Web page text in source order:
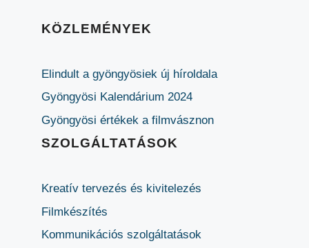
KÖZLEMÉNYEK
Elindult a gyöngyösiek új híroldala
Gyöngyösi Kalendárium 2024
Gyöngyösi értékek a filmvásznon
SZOLGÁLTATÁSOK
Kreatív tervezés és kivitelezés
Filmkészítés
Kommunikációs szolgáltatások